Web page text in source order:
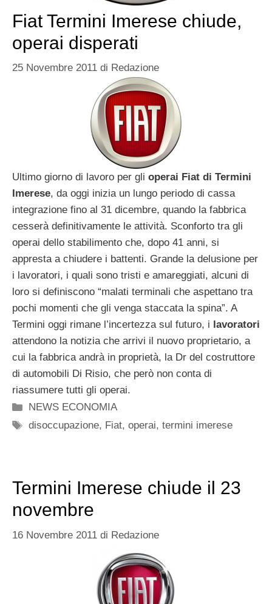
Fiat Termini Imerese chiude,
operai disperati
25 Novembre 2011 di Redazione
Ultimo giorno di lavoro per gli operai Fiat di Termini
Imerese, da oggi inizia un lungo periodo di cassa
integrazione fino al 31 dicembre, quando la fabbrica
cesserà definitivamente le attività. Sconforto tra gli
operai dello stabilimento che, dopo 41 anni, si
appresta a chiudere i battenti. Grande la delusione per
i lavoratori, i quali sono tristi e amareggiati, alcuni di
loro si definiscono “malati terminali che aspettano tra
pochi momenti che gli venga staccata la spina”. A
Termini oggi rimane l’incertezza sul futuro, i lavoratori
attendono la notizia che arrivi il nuovo proprietario, a
cui la fabbrica andrà in proprietà, la Dr del costruttore
di automobili Di Risio, che però non conta di
riassumere tutti gli operai.
Categorie
NEWS ECONOMIA
Tag
disoccupazione, Fiat,operai,termini imerese
Termini Imerese chiude il 23
novembre
16 Novembre 2011 di Redazione